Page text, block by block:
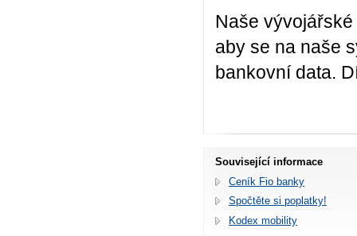
Naše
aby se na naše
bankovní data.
Související informace
Ceník Fio banky
Spočtěte si poplatky!
Kodex mobility